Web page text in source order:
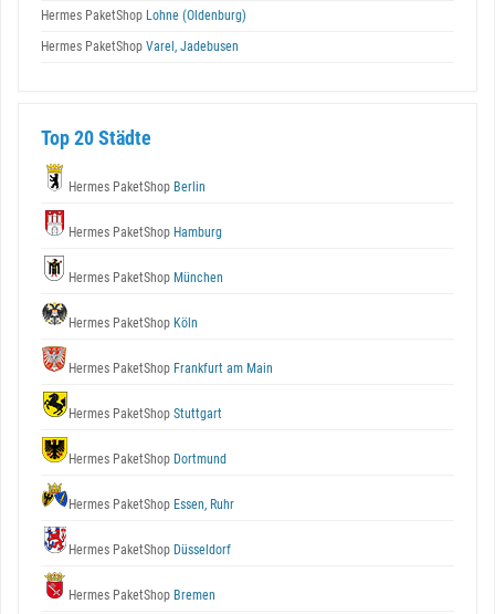
Hermes PaketShop Lohne (Oldenburg)
Hermes PaketShop Varel, Jadebusen
Top 20 Städte
Hermes PaketShop Berlin
Hermes PaketShop Hamburg
Hermes PaketShop München
Hermes PaketShop Köln
Hermes PaketShop Frankfurt am Main
Hermes PaketShop Stuttgart
Hermes PaketShop Dortmund
Hermes PaketShop Essen, Ruhr
Hermes PaketShop Düsseldorf
Hermes PaketShop Bremen